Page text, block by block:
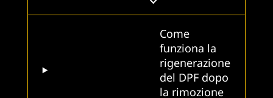
Come
funziona la
rigenerazione
del DPF dopo
la rimozione